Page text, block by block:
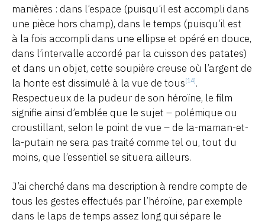
manières : dans l’espace (puisqu’il est accompli dans
une pièce hors champ), dans le temps (puisqu’il est
à la fois accompli dans une ellipse et opéré en douce,
dans l’intervalle accordé par la cuisson des patates)
et dans un objet, cette soupière creuse où l’argent de
la honte est dissimulé à la vue de tous[14].
Respectueux de la pudeur de son héroïne, le film
signifie ainsi d’emblée que le sujet – polémique ou
croustillant, selon le point de vue – de la-maman-et-
la-putain ne sera pas traité comme tel ou, tout du
moins, que l’essentiel se situera ailleurs.
J’ai cherché dans ma description à rendre compte de
tous les gestes effectués par l’héroïne, par exemple
dans le laps de temps assez long qui sépare le